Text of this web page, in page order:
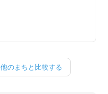
他のまちと比較する